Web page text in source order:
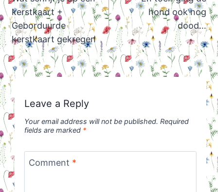
kerstkaart +
Geborduurde
kerstkaart gekregen
hond ook nog
dood…
Leave a Reply
Your email address will not be published. Required
fields are marked *
Comment *